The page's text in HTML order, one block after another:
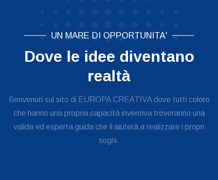
UN MARE DI OPPORTUNITA'
Dove le idee diventano
realtà
Benvenuti sul sito di EUROPA CREATIVA dove tutti coloro
che hanno una propria capacità inventiva troveranno una
valida ed esperta guida che li aiuterà a realizzare i propri
sogni.